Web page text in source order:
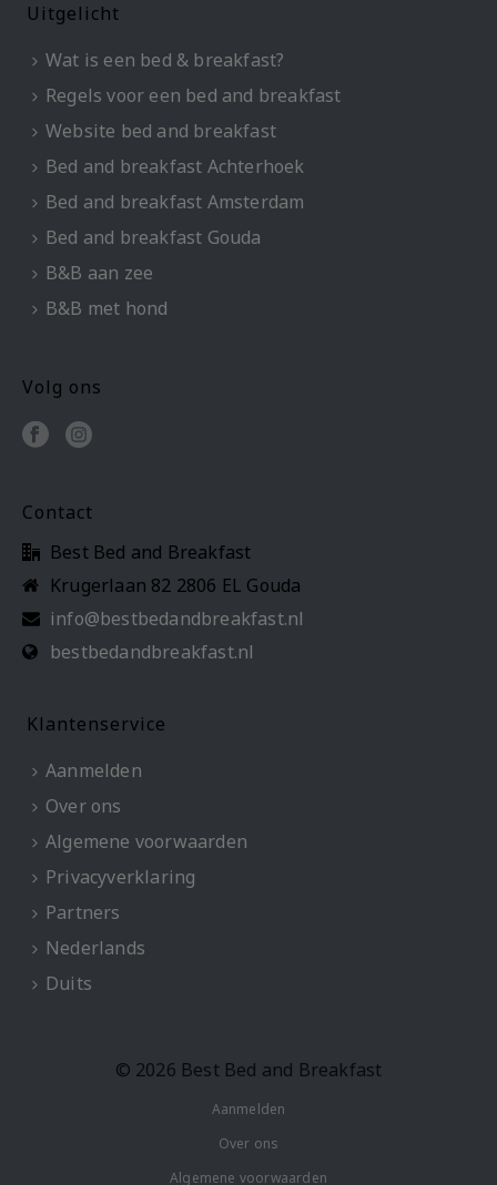
Uitgelicht
Wat is een bed & breakfast?
Regels voor een bed and breakfast
Website bed and breakfast
Bed and breakfast Achterhoek
Bed and breakfast Amsterdam
Bed and breakfast Gouda
B&B aan zee
B&B met hond
Volg ons
Contact
Best Bed and Breakfast
Krugerlaan 82 2806 EL Gouda
info@bestbedandbreakfast.nl
bestbedandbreakfast.nl
Klantenservice
Aanmelden
Over ons
Algemene voorwaarden
Privacyverklaring
Partners
Nederlands
Duits
© 2026 Best Bed and Breakfast
Aanmelden
Over ons
Algemene voorwaarden